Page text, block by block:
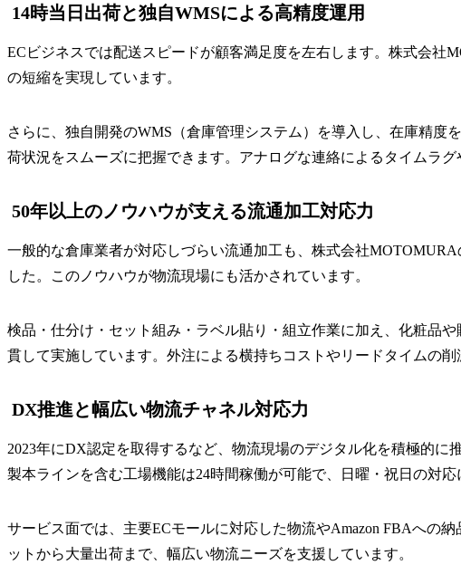
14時当日出荷と独自WMSによる高精度運用
ECビジネスでは配送スピードが顧客満足度を左右します。株式会社
の短縮を実現しています。
さらに、独自開発のWMS（倉庫管理システム）を導入し、在庫精度
荷状況をスムーズに把握できます。アナログな連絡によるタイムラ
50年以上のノウハウが支える流通加工対応力
一般的な倉庫業者が対応しづらい流通加工も、株式会社
した。このノウハウが物流現場にも活かされています。
検品・仕分け・セット組み・ラベル貼り・組立作業に加え、化粧品
貫して実施しています。外注による横持ちコストやリードタイムの削
DX推進と幅広い物流チャネル対応力
2023年にDX認定を取得するなど、物流現場のデジタル化を積極的に
製本ラインを含む工場機能は24時間稼働が可能で、日曜・祝日の対応
サービス面では、主要ECモールに対応した物流やAmazon FBAへの
ットから大量出荷まで、幅広い物流ニーズを支援しています。